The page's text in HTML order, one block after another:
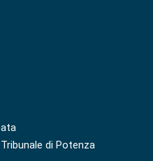
di Potenza